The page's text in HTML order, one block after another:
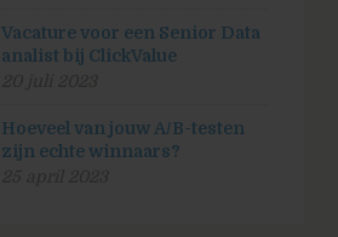
Vacature voor een Senior Data
analist bij ClickValue
Hoeveel van jouw A/B-testen
zijn echte winnaars?